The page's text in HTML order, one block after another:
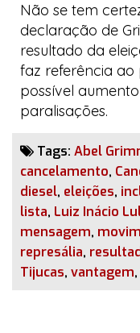
Não se tem
declaração de
resultado da
faz referência ao
possível
paralisações.
Tags: Abel
cancelamento,
diesel, eleições,
lista, Luiz Inácio
mensagem,
represália,
Tijucas, vantagem,